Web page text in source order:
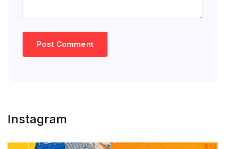
Instagram